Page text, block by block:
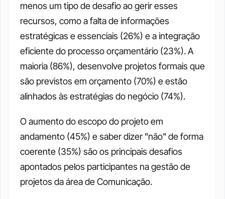
menos um tipo de desafio ao gerir esses
recursos, como a falta de informações
estratégicas e essenciais (26%) e a integração
eficiente do processo orçamentário (23%). A
maioria (86%), desenvolve projetos formais que
são previstos em orçamento (70%) e estão
alinhados às estratégias do negócio (74%).
O aumento do escopo do projeto em
andamento (45%) e saber dizer "não" de forma
coerente (35%) são os principais desafios
apontados pelos participantes na gestão de
projetos da área de Comunicação.